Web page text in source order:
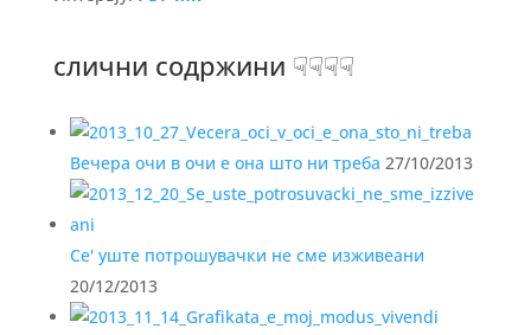
слични содржини ☟☟☟☟
Вечера очи в очи е она што ни треба 27/10/2013
Се' уште потрошувачки не сме изживеани
20/12/2013